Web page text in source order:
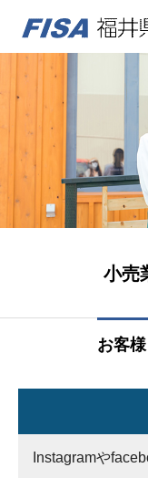
小売
お客
Instagramや